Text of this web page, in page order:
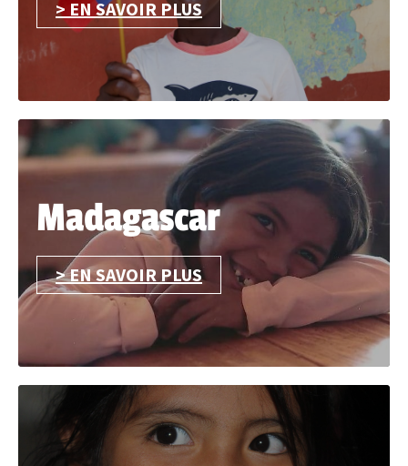
> EN SAVOIR PLUS
Madagascar
> EN SAVOIR PLUS